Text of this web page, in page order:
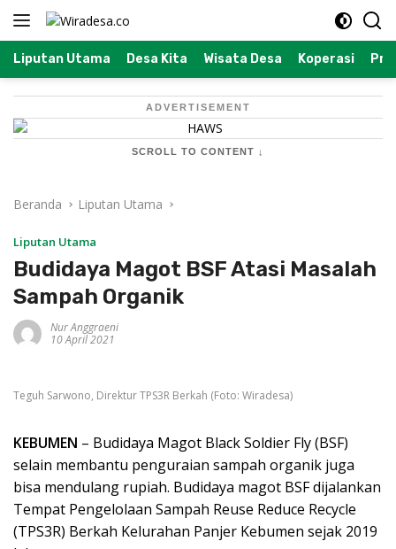
Langsung
Liputan Utama Desa Kita Wisata Desa Koperasi
ADVERTISEMENT
SCROLL TO CONTENT ↓
Beranda Liputan Utama
Liputan Utama
Budidaya Magot BSF Atasi Masalah
Sampah Organik
Nur Anggraeni
10 April 2021
Teguh Sarwono, Direktur TPS3R Berkah (Foto: Wiradesa)
KEBUMEN – Budidaya Magot Black Soldier Fly (BSF)
selain membantu penguraian sampah organik juga
bisa mendulang rupiah. Budidaya magot BSF dijalankan
Tempat Pengelolaan Sampah Reuse Reduce Recycle
(TPS3R) Berkah Kelurahan Panjer Kebumen sejak 2019